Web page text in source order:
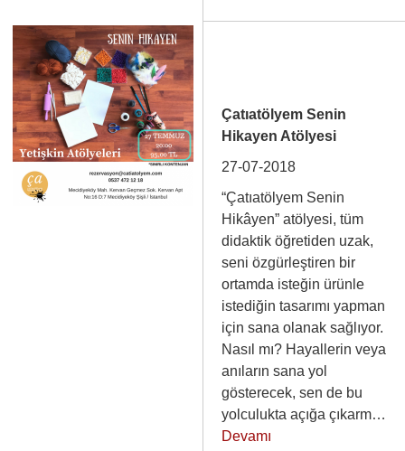
Çatıatölyem Senin
Hikayen Atölyesi
27-07-2018
“Çatıatölyem Senin
Hikâyen” atölyesi, tüm
didaktik öğretiden uzak,
seni özgürleştiren bir
ortamda isteğin ürünle
istediğin tasarımı yapman
için sana olanak sağlıyor.
Nasıl mı? Hayallerin veya
anıların sana yol
gösterecek, sen de bu
yolculukta açığa çıkarm…
Devamı